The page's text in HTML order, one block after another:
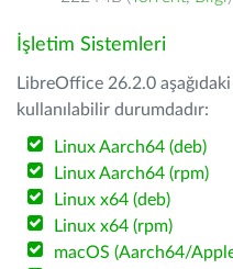
İşletim Sistemleri
LibreOffice 26.2.0
kullanılabilir durumdadır:
Linux Aarch64 (deb)
Linux Aarch64 (rpm)
Linux x64 (deb)
Linux x64 (rpm)
macOS (Aarch64/